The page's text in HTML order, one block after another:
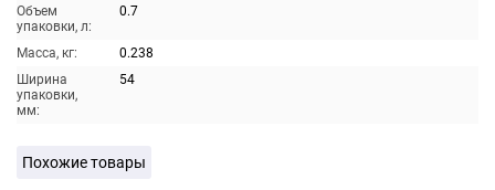
Объем
упаковки, л:
0.7
Масса, кг:
0.238
Ширина
упаковки,
мм:
54
Похожие товары